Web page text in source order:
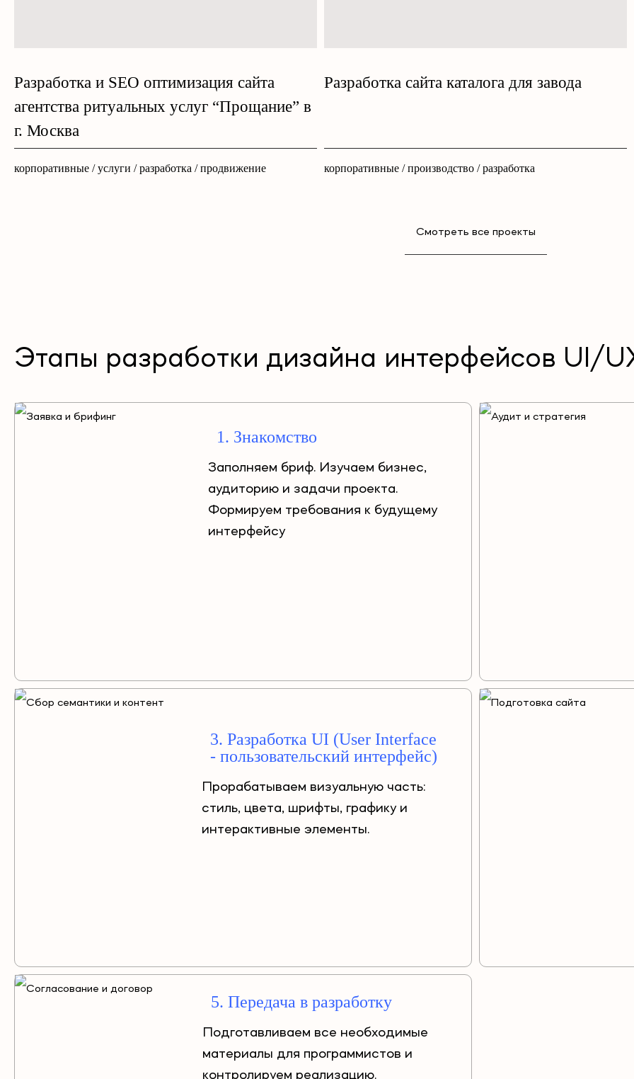
Разработка и SEO оптимизация сайта
агентства ритуальных услуг “Прощание” в
г. Москва
корпоративные / услуги / разработка / продвижение
Разработка сайта каталога для завода
корпоративные / производство / разработка
Смотреть все проекты
Этапы разработки дизайна интерфейсов UI/
1. Знакомство
Заполняем бриф. Изучаем бизнес,
аудиторию и задачи проекта.
Формируем требования к будущему
интерфейсу
3. Разработка UI (User Interface
- пользовательский интерфейс)
Прорабатываем визуальную часть:
стиль, цвета, шрифты, графику и
интерактивные элементы.
5. Передача в разработку
Подготавливаем все необходимые
материалы для программистов и
контролируем реализацию.